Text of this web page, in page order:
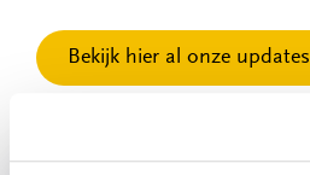
Bekijk hier al onze updates